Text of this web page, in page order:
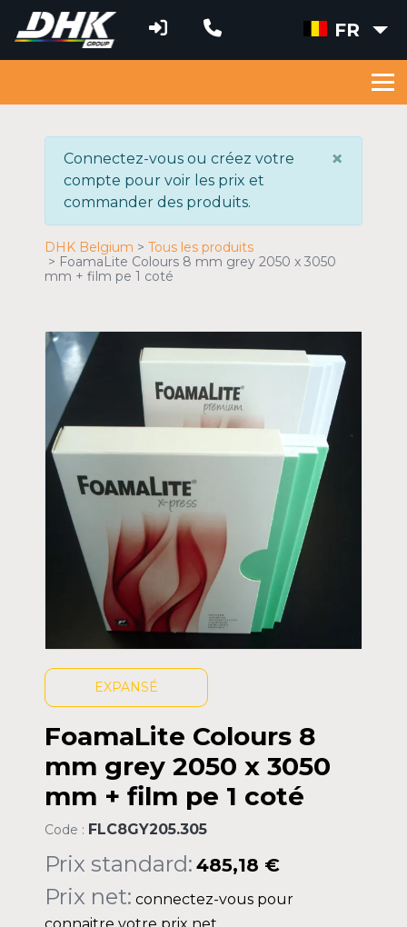
FR
×
Connectez-vous ou créez votre
compte pour voir les prix et
commander des produits.
DHK Belgium
Tous les produits
FoamaLite Colours 8 mm grey 2050 x 3050
mm + film pe 1 coté
EXPANSÉ
FoamaLite Colours 8
mm grey 2050 x 3050
mm + film pe 1 coté
Code : FLC8GY205.305
Prix standard: 485,18 €
Prix net: connectez-vous pour